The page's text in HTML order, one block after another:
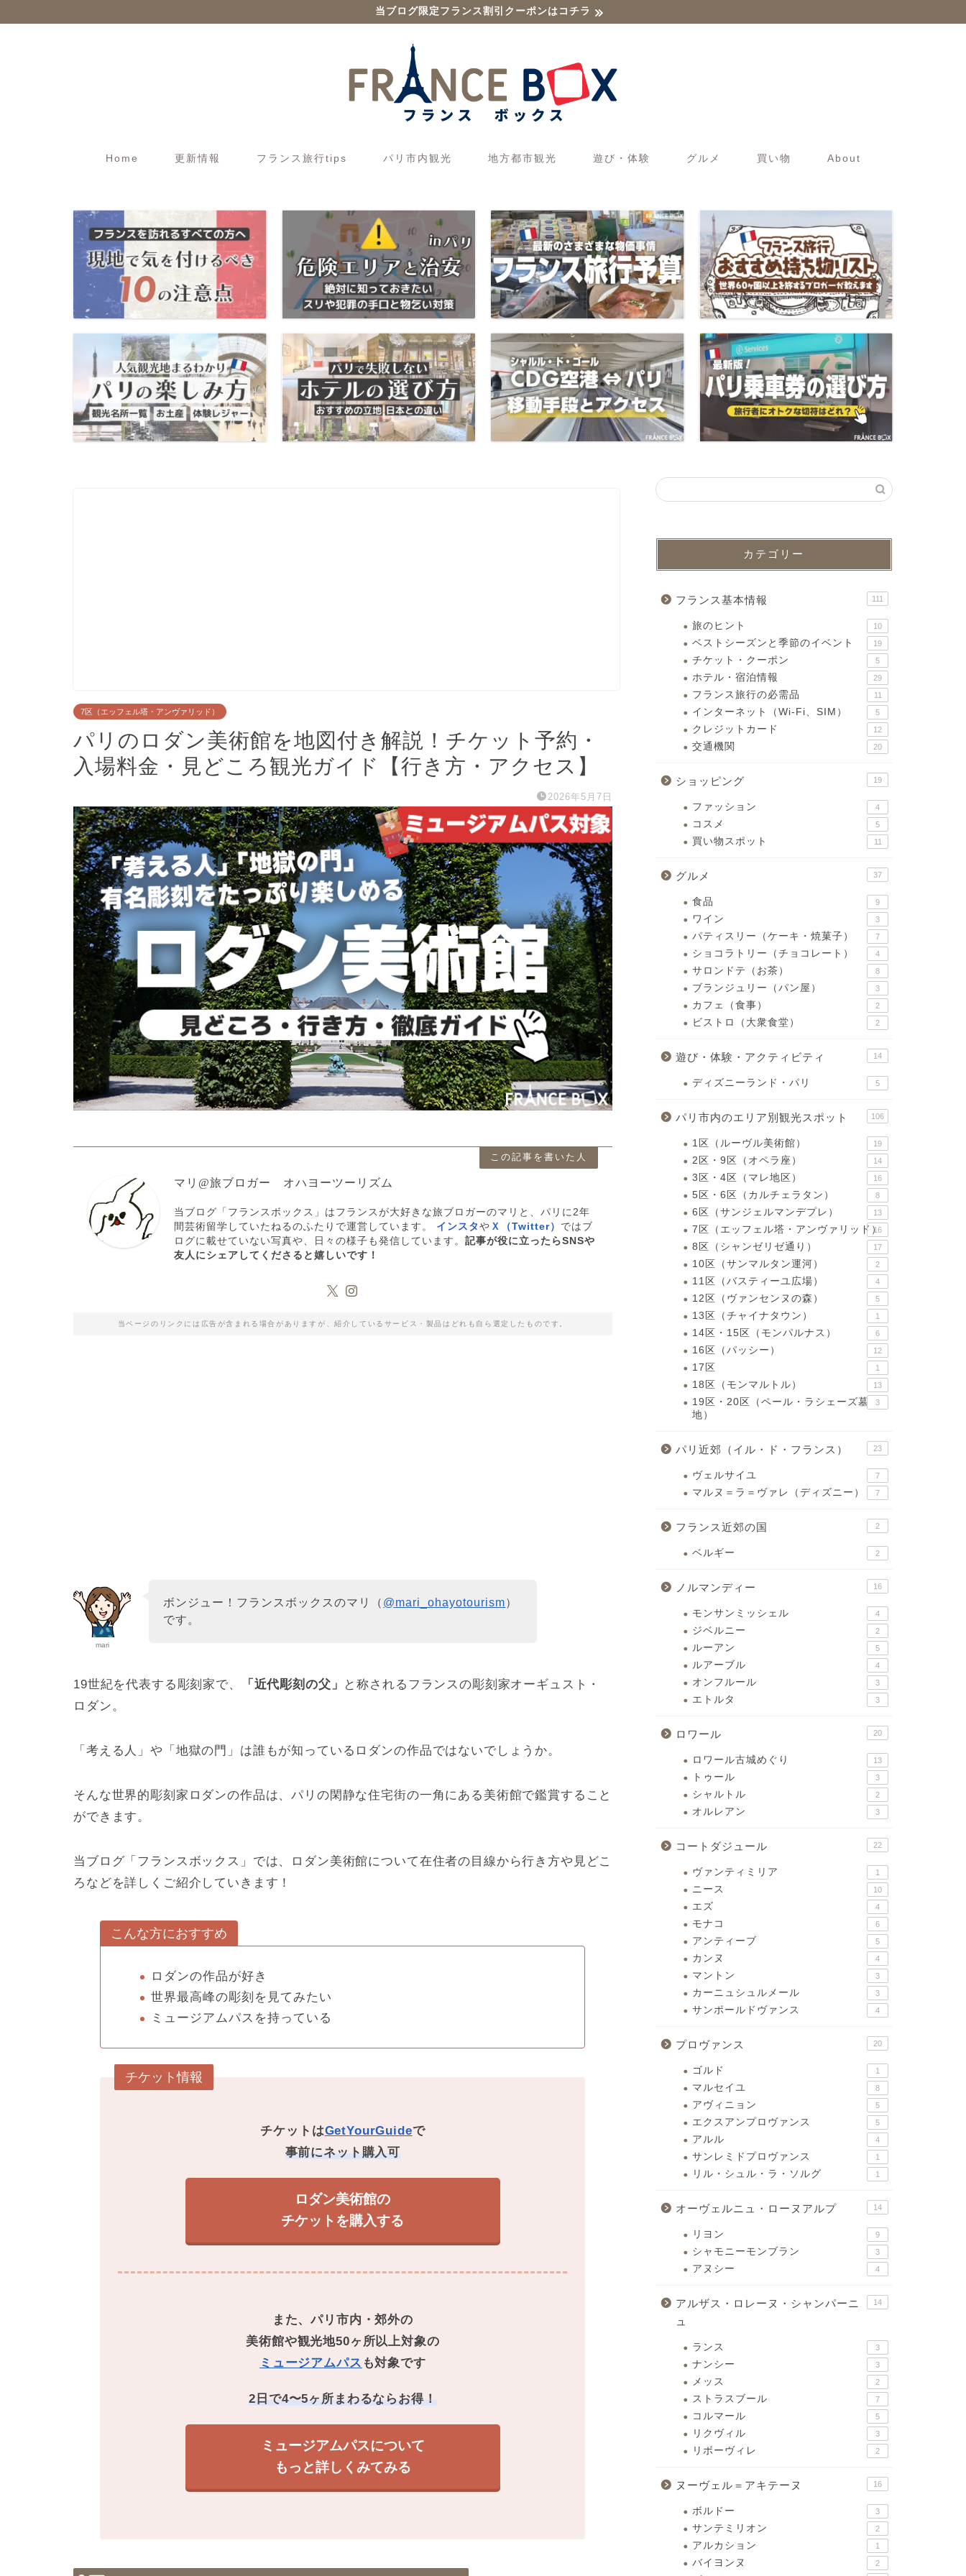
当ブログ限定フランス割引クーポンはコチラ
Home 更新情報 フランス旅行tips パリ市内観光 地方都市観光 遊び・体験 グルメ 買い物 About
7区（エッフェル塔・アンヴァリッド）
パリのロダン美術館を地図付き解説！チケット予約・
入場料金・見どころ観光ガイド【行き方・アクセス】
2026年5月7日
この記事を書いた人
マリ@旅ブロガー オハヨーツーリズム
当ブログ「フランスボックス」はフランスが大好きな旅ブロガーのマリと、パリに2年
間芸術留学していたねるのふたりで運営しています。 インスタ や Ｘ（Twitter） ではブ
ログに載せていない写真や、日々の様子も発信しています。 記事が役に立ったらSNSや
友人にシェアしてくださると嬉しいです！
当ページのリンクには広告が含まれる場合がありますが、紹介しているサービス・製品はどれも自ら選定したものです。
mari
ボンジュー！フランスボックスのマリ（ @mari_ohayotourism）
です。
19世紀を代表する彫刻家で、 「近代彫刻の父」
と称されるフランスの彫刻家オーギュスト・
ロダン。
「考える人」や「地獄の門」は誰もが知っているロダンの作品ではないでしょうか。
そんな世界的彫刻家ロダンの作品は、パリの閑静な住宅街の一角にある美術館で鑑賞すること
ができます。
当ブログ「フランスボックス」では、ロダン美術館について在住者の目線から行き方や見どこ
ろなどを詳しくご紹介していきます！
こんな方におすすめ
ロダンの作品が好き
世界最高峰の彫刻を見てみたい
ミュージアムパスを持っている
チケット情報
チケットはGetYourGuideで
事前にネット購入可
ロダン美術館の
チケットを購入する
また、パリ市内・郊外の
美術館や観光地50ヶ所以上対象の
ミュージアムパス も対象です
2日で4〜5ヶ所まわるならお得！
ミュージアムパスについて
もっと詳しくみてみる
カテゴリー
フランス基本情報 111
旅のヒント 10
ベストシーズンと季節のイベント 19
チケット・クーポン 5
ホテル・宿泊情報 29
フランス旅行の必需品 11
インターネット（Wi-Fi、SIM） 5
クレジットカード 12
交通機関 20
ショッピング 19
ファッション 4
コスメ 5
買い物スポット 11
グルメ 37
食品 9
ワイン 3
パティスリー（ケーキ・焼菓子） 7
ショコラトリー（チョコレート） 4
サロンドテ（お茶） 8
ブランジュリー（パン屋） 3
カフェ（食事） 2
ビストロ（大衆食堂） 2
遊び・体験・アクティビティ 14
ディズニーランド・パリ 5
パリ市内のエリア別観光スポット 106
1区（ルーヴル美術館） 19
2区・9区（オペラ座） 14
3区・4区（マレ地区） 16
5区・6区（カルチェラタン） 8
6区（サンジェルマンデプレ） 13
7区（エッフェル塔・アンヴァリッド）
16
8区（シャンゼリゼ通り） 17
10区（サンマルタン運河） 2
11区（バスティーユ広場） 4
12区（ヴァンセンヌの森） 5
13区（チャイナタウン） 1
14区・15区（モンパルナス） 6
16区（パッシー） 12
17区 1
18区（モンマルトル） 13
19区・20区（ペール・ラシェーズ墓
地）
3
パリ近郊（イル・ド・フランス） 23
ヴェルサイユ 7
マルヌ＝ラ＝ヴァレ（ディズニー） 7
フランス近郊の国 2
ベルギー 2
ノルマンディー 16
モンサンミッシェル 4
ジベルニー 2
ルーアン 5
ルアーブル 4
オンフルール 3
エトルタ 3
ロワール 20
ロワール古城めぐり 13
トゥール 3
シャルトル 2
オルレアン 3
コートダジュール 22
ヴァンティミリア 1
ニース 10
エズ 4
モナコ 6
アンティーブ 5
カンヌ 4
マントン 3
カーニュシュルメール 3
サンポールドヴァンス 4
プロヴァンス 20
ゴルド 1
マルセイユ 8
アヴィニョン 5
エクスアンプロヴァンス 5
アルル 4
サンレミドプロヴァンス 1
リル・シュル・ラ・ソルグ 1
オーヴェルニュ・ローヌアルプ 14
リヨン 9
シャモニーモンブラン 3
アヌシー 4
アルザス・ロレーヌ・シャンパーニ
ュ
14
ランス 3
ナンシー 3
メッス 2
ストラスブール 7
コルマール 5
リクヴィル 3
リボーヴィレ 2
ヌーヴェル＝アキテーヌ 16
ボルドー 3
サンテミリオン 2
アルカション 1
バイヨンヌ 2